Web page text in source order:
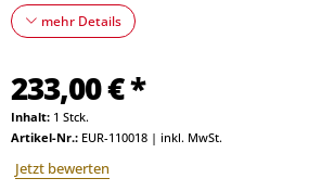
mehr Details
233,00 € *
Inhalt: 1 Stck.
Artikel-Nr.: EUR-110018 | inkl. MwSt.
Jetzt bewerten